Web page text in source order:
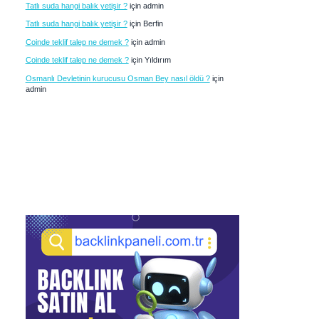
Tatlı suda hangi balık yetişir ?için admin
Tatlı suda hangi balık yetişir ?için Berfin
Coinde teklif talep ne demek ?için admin
Coinde teklif talep ne demek ?için Yıldırım
Osmanlı Devletinin kurucusu Osman Bey nasıl öldü ?için
admin